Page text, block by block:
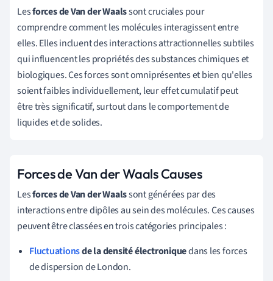
Lesforces de Van der Waalssont cruciales pour
comprendre comment les molécules interagissent entre
elles. Elles incluent des interactions attractionnelles subtiles
qui influencent les propriétés des substances chimiques et
biologiques. Ces forces sont omniprésentes et bien qu'elles
soient faibles individuellement, leur effet cumulatif peut
être très significatif, surtout dans le comportement de
liquides et de solides.
Forces de Van der Waals Causes
Lesforces de Van der Waalssont générées par des
interactions entre dipôles au sein des molécules. Ces causes
peuvent être classées en trois catégories principales :
Fluctuationsde la densité électroniquedans les forces
de dispersion de London.